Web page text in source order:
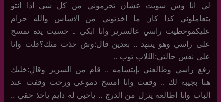
لي انا وش سويت عشان تحرموني من كل شي اذا انتو
بتعاملوني كذا كان ما اخذتوني من الاساس والله حرام
عليكموحطيت راسي عالسرير وانا ابكي .. حسيت يده تمسح
على راسي وهو يتنهد .. بعدين قال:وش خذت منك؟قلت وانا
على نفس حالتي:الللاب توب ..
رفع راسي وطالعني بإبتسامه .. قام من السرير وقال:خليك
هنا بجيبه لك .. وقفت وانا امسح دموعي ورحت وقفت عند
الباب وانا اطالعه ينزل من الدرج .. ياحبي له دايم ياخذ حقي ..